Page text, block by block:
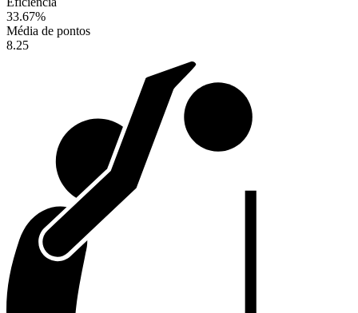
33.67%
Média de pontos
8.25